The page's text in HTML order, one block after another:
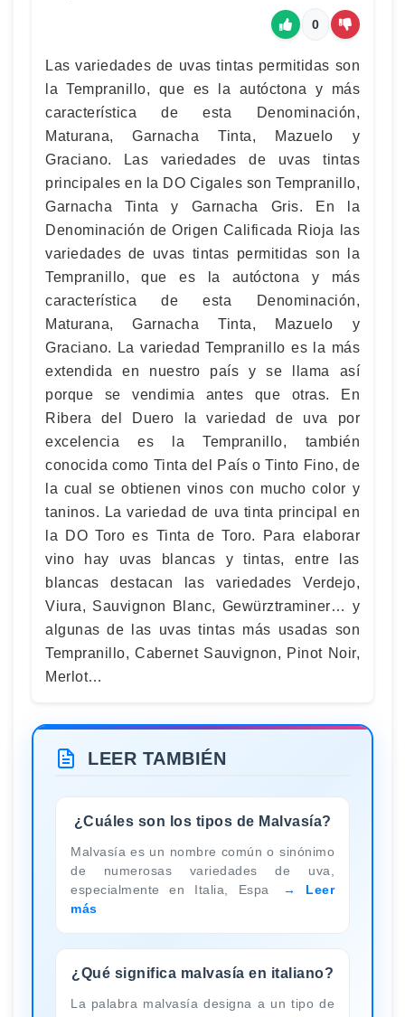
0
Las variedades de uvas tintas permitidas son
la Tempranillo, que es la autóctona y más
característica de esta Denominación,
Maturana, Garnacha Tinta, Mazuelo y
Graciano. Las variedades de uvas tintas
principales en la DO Cigales son Tempranillo,
Garnacha Tinta y Garnacha Gris. En la
Denominación de Origen Calificada Rioja las
variedades de uvas tintas permitidas son la
Tempranillo, que es la autóctona y más
característica de esta Denominación,
Maturana, Garnacha Tinta, Mazuelo y
Graciano. La variedad Tempranillo es la más
extendida en nuestro país y se llama así
porque se vendimia antes que otras. En
Ribera del Duero la variedad de uva por
excelencia es la Tempranillo, también
conocida como Tinta del País o Tinto Fino, de
la cual se obtienen vinos con mucho color y
taninos. La variedad de uva tinta principal en
la DO Toro es Tinta de Toro. Para elaborar
vino hay uvas blancas y tintas, entre las
blancas destacan las variedades Verdejo,
Viura, Sauvignon Blanc, Gewürztraminer… y
algunas de las uvas tintas más usadas son
Tempranillo, Cabernet Sauvignon, Pinot Noir,
Merlot…
LEER TAMBIÉN
¿Cuáles son los tipos de Malvasía?
Malvasía es un nombre común o sinónimo
de numerosas variedades de uva,
especialmente en Italia, Espa
Leer
más
¿Qué significa malvasía en italiano?
La palabra malvasía designa a un tipo de